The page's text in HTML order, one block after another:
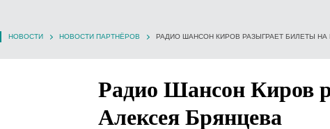
НОВОСТИ НОВОСТИ ПАРТНЁРОВ РАДИО ШАНСОН КИРОВ РАЗЫГРАЕТ БИЛЕТЫ НА
Радио Шансон Киров
Алексея Брянцева